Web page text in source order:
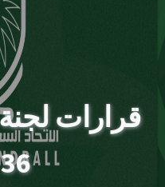
36 | 37)